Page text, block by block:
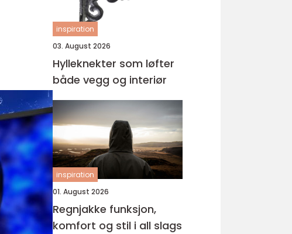
inspiration
03. August 2026
Hylleknekter som løfter
både vegg og interiør
inspiration
01. August 2026
Regnjakke funksjon,
komfort og stil i all slags